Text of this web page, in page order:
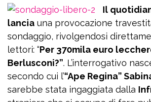
Il
lancia una provocazione
sondaggio, rivolgendosi
lettori: “Per 370mila euro
Berlusconi?”. L’interrogativo
secondo cui l’“Ape Regina”
sarebbe stata ingaggiata dalla